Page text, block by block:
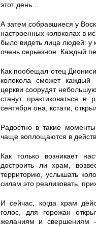
этот день…
А затем собравшиеся у
настроенных колоколах в
было видеть лица людей: у
очень серьезное. Каждый
Как пообещал отец
колокола сможет
церкви соорудят
станут практиковаться
сентября она, кстати,
Радостно в такие
чаще воплощаются в
Как только возникает
достроить ли храм,
территорию, услышать
силам это реализовать,
И сейчас, когда храм
голос, для горожан
желаниям и свершениям